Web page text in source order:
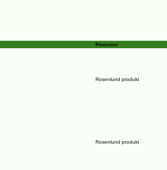
Producent
Rosenlund produkt
Rosenlund produkt